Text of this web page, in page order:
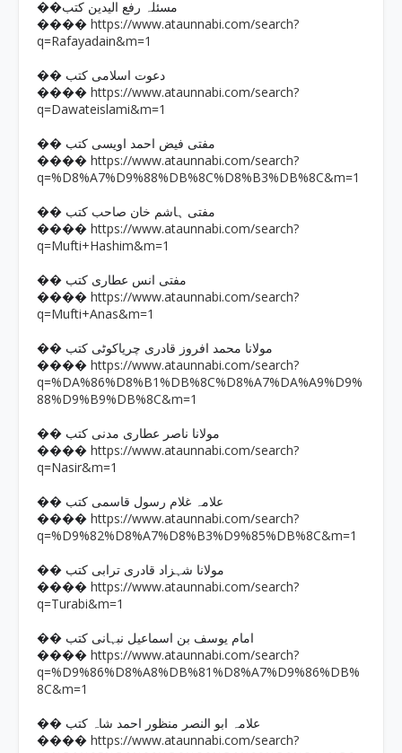
��مسئلہ رفع الیدین کتب
���� https://www.ataunnabi.com/search?
q=Rafayadain&m=1
�� دعوت اسلامی کتب
���� https://www.ataunnabi.com/search?
q=Dawateislami&m=1
�� مفتی فیض احمد اویسی کتب
���� https://www.ataunnabi.com/search?
q=%D8%A7%D9%88%DB%8C%D8%B3%DB%8C&m=1
�� مفتی ہاشم خان صاحب کتب
���� https://www.ataunnabi.com/search?
q=Mufti+Hashim&m=1
�� مفتی انس عطاری کتب
���� https://www.ataunnabi.com/search?
q=Mufti+Anas&m=1
�� مولانا محمد افروز قادری چریاکوٹی کتب
���� https://www.ataunnabi.com/search?
q=%DA%86%D8%B1%DB%8C%D8%A7%DA%A9%D9%
88%D9%B9%DB%8C&m=1
�� مولانا ناصر عطاری مدنی کتب
���� https://www.ataunnabi.com/search?
q=Nasir&m=1
�� علامہ غلام رسول قاسمی کتب
���� https://www.ataunnabi.com/search?
q=%D9%82%D8%A7%D8%B3%D9%85%DB%8C&m=1
�� مولانا شہزاد قادری ترابی کتب
���� https://www.ataunnabi.com/search?
q=Turabi&m=1
�� امام یوسف بن اسماعیل نبہانی کتب
���� https://www.ataunnabi.com/search?
q=%D9%86%D8%A8%DB%81%D8%A7%D9%86%DB%
8C&m=1
�� علامہ ابو النصر منظور احمد شاہ کتب
���� https://www.ataunnabi.com/search?